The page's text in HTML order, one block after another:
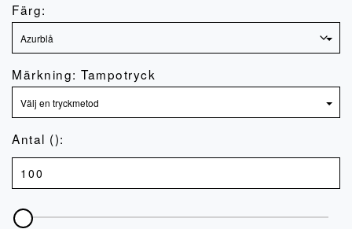
Färg:
Märkning: Tampotryck
Antal ():